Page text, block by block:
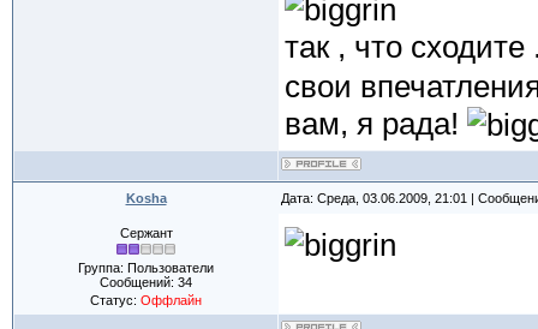
так , что
свои
вам, я рада!
Kosha Дата: Среда, 03.06.2009, 21:01 |
Сержант
Группа: Пользователи
Сообщений: 34
Статус: Оффлайн